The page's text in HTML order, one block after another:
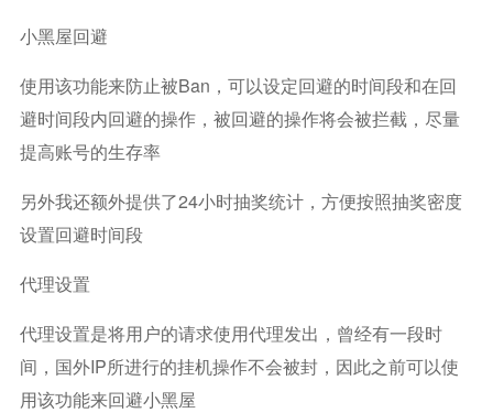
小黑屋回避
使用该功能来防止被ban，可以设定回避的时间段和在回
避时间段内回避的操作，被回避的操作将会被拦截，尽量
提高账号的生存率
另外我还额外提供了24小时抽奖统计，方便按照抽奖密度
设置回避时间段
代理设置
代理设置是将用户的请求使用代理发出，曾经有一段时
间，国外IP所进行的挂机操作不会被封，因此之前可以使
用该功能来回避小黑屋